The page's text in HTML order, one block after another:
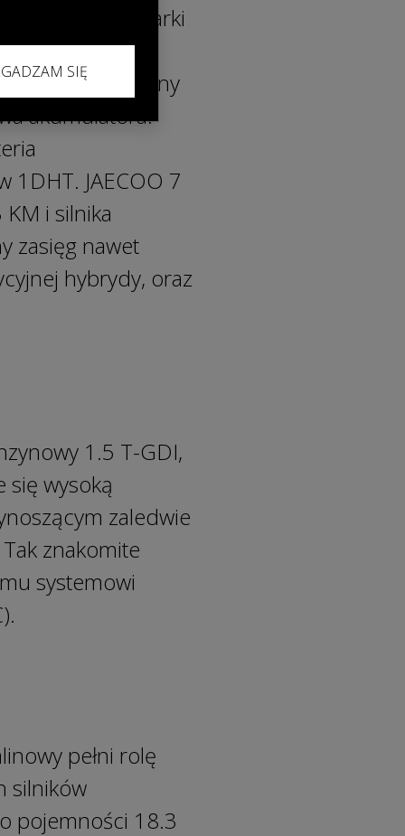
inżynierów marki
z
zwiększony
akumulatora.
JAECOO 7
i silnika
zasięg nawet
hybrydy, oraz
1.5 T-GDI,
wysoką
zaledwie
znakomite
systemowi
pełni rolę
silników
pojemności 18.3
SIĘ